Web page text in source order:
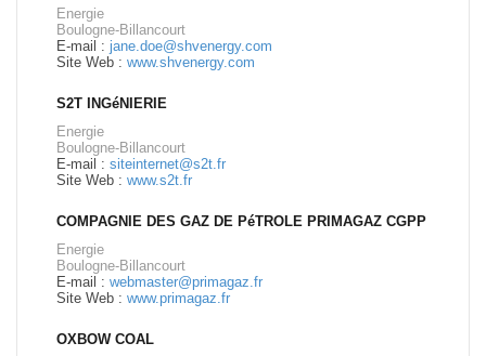
Energie
Boulogne-Billancourt
E-mail : jane.doe@shvenergy.com
Site Web : www.shvenergy.com
S2T INGéNIERIE
Energie
Boulogne-Billancourt
E-mail : siteinternet@s2t.fr
Site Web : www.s2t.fr
COMPAGNIE DES GAZ DE PéTROLE PRIMAGAZ CGPP
Energie
Boulogne-Billancourt
E-mail : webmaster@primagaz.fr
Site Web : www.primagaz.fr
OXBOW COAL